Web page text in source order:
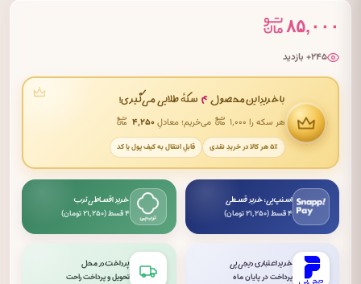
۸۵,۰۰۰
۲۴۵+ بازدید
با خریدِ این محصول ۴ سکهٔ طلایی می‌گیری!
هر سکه را ۱٬۰۰۰ می‌خریم؛ معادلِ۴٬۲۵۰
۵٪ هر کالا در خریدِ نقدی قابلِ انتقال به کیف پول یا کد
اسنپ‌پی: خرید قسطی
۴ قسط (۲۱٬۲۵۰ تومان)
خرید اقساطی ترب
۴ قسط (۲۱٬۲۵۰ تومان)
خرید اعتباری دیجی‌پی
پرداخت در پایان ماه
پرداخت در محل
تحویل و پرداخت راحت